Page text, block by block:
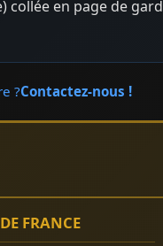
collée en page de
?Contactez-nous !
FRANCE